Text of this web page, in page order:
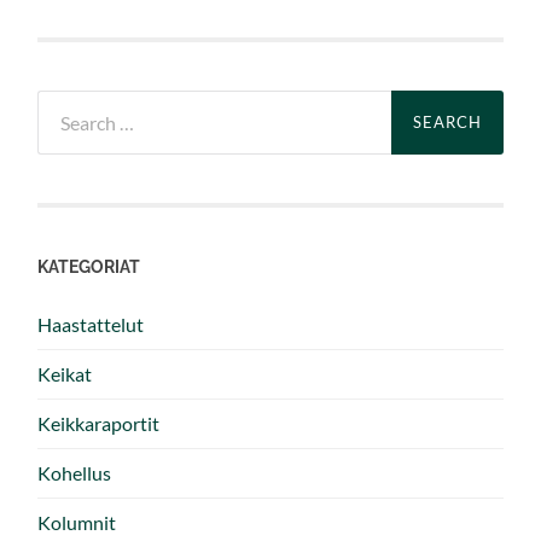
for:
KATEGORIAT
Haastattelut
Keikat
Keikkaraportit
Kohellus
Kolumnit